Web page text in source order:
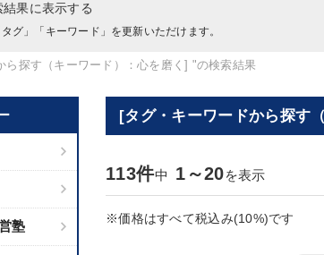
果に表示する
グ」「キーワード」を更新いただけます。
ら探す（キーワード）：心を磨く] "の検索結果
塾
[タグ・キーワードから探す
113件中 1～20を表示
※価格はすべて税込み(10%)です